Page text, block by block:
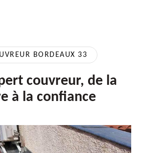
BORDEAUX 33
couvreur, de la
à la confiance